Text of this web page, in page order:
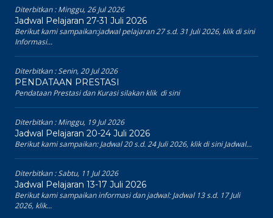
Diterbitkan :Minggu, 26 Jul 2026
Jadwal Pelajaran 27-31 Juli 2026
Berikut kami sampaikan:jadwal pelajaran 27 s.d. 31 Juli 2026, klik di sini
Informasi...
Diterbitkan :Senin, 20 Jul 2026
PENDATAAN PRESTASI
Pendataan Prestasi dan Kurasi silakan klik di sini
Diterbitkan :Minggu, 19 Jul 2026
Jadwal Pelajaran 20-24 Juli 2026
Berikut kami sampaikan: Jadwal 20 s.d. 24 Juli 2026, klik di sini Jadwal...
Diterbitkan :Sabtu, 11 Jul 2026
Jadwal Pelajaran 13-17 Juli 2026
Berikut kami sampaikan informasi dan jadwal: Jadwal 13 s.d. 17 Juli
2026, klik...